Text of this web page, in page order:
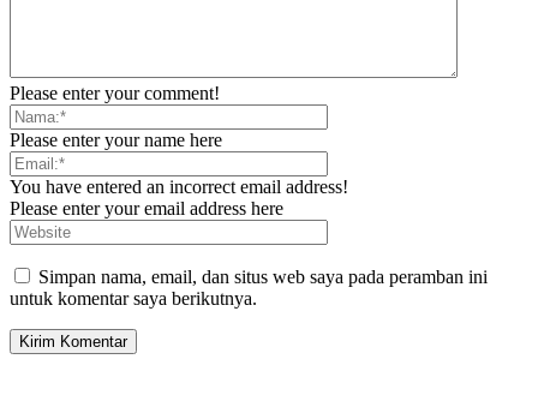
Please enter your comment!
Please enter your name here
You have entered an incorrect email address!
Please enter your email address here
Simpan nama, email, dan situs web saya pada peramban ini
untuk komentar saya berikutnya.